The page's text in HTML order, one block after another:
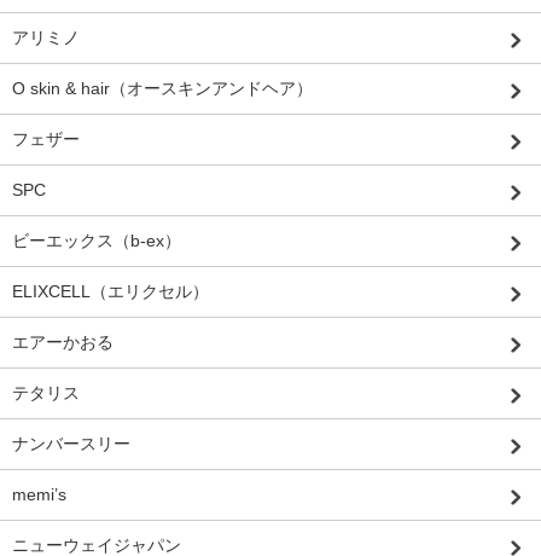
アリミノ
O skin & hair（オースキンアンドヘア）
フェザー
SPC
ビーエックス（b-ex）
ELIXCELL（エリクセル）
エアーかおる
テタリス
ナンバースリー
memi’s
ニューウェイジャパン